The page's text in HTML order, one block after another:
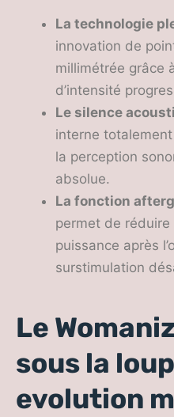
La technologie
innovation de
millimétrée grâce
d’intensité
Le silence
interne
la perception
absolue.
La fonction
permet de
puissance après
surstimulation
Le
sous la
evolution